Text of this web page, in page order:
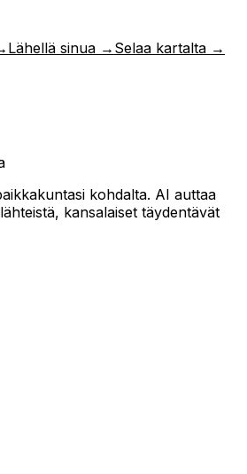
Lähellä sinua → Selaa kartalta →
kohdalta. AI auttaa
kansalaiset täydentävät